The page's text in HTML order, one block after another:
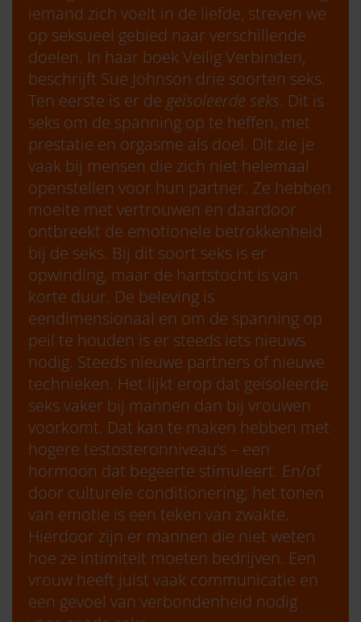
iemand zich voelt in de liefde, streven we
op seksueel gebied naar verschillende
doelen. In haar boek Veilig Verbinden,
beschrijft Sue Johnson drie soorten seks.
Ten eerste is er de geïsoleerde seks. Dit is
seks om de spanning op te heffen, met
prestatie en orgasme als doel. Dit zie je
vaak bij mensen die zich niet helemaal
openstellen voor hun partner. Ze hebben
moeite met vertrouwen en daardoor
ontbreekt de emotionele betrokkenheid
bij de seks. Bij dit soort seks is er
opwinding, maar de hartstocht is van
korte duur. De beleving is
eendimensionaal en om de spanning op
peil te houden is er steeds iets nieuws
nodig. Steeds nieuwe partners of nieuwe
technieken. Het lijkt erop dat geïsoleerde
seks vaker bij mannen dan bij vrouwen
voorkomt. Dat kan te maken hebben met
hogere testosteronniveau’s – een
hormoon dat begeerte stimuleert. En/of
door culturele conditionering; het tonen
van emotie is een teken van zwakte.
Hierdoor zijn er mannen die niet weten
hoe ze intimiteit moeten bedrijven. Een
vrouw heeft juist vaak communicatie en
een gevoel van verbondenheid nodig